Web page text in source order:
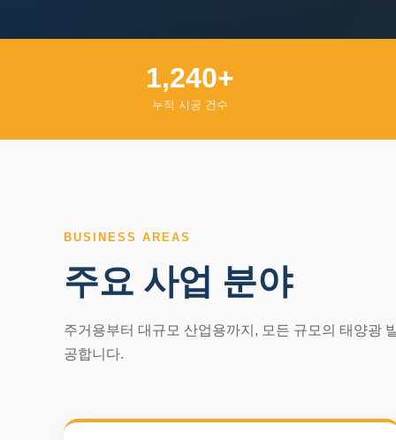
1,240+
누적 시공 건수
BUSINESS AREAS
주요 사업 분야
주거용부터 대규모 산업용까지, 모든 규모의 태양광
공합니다.